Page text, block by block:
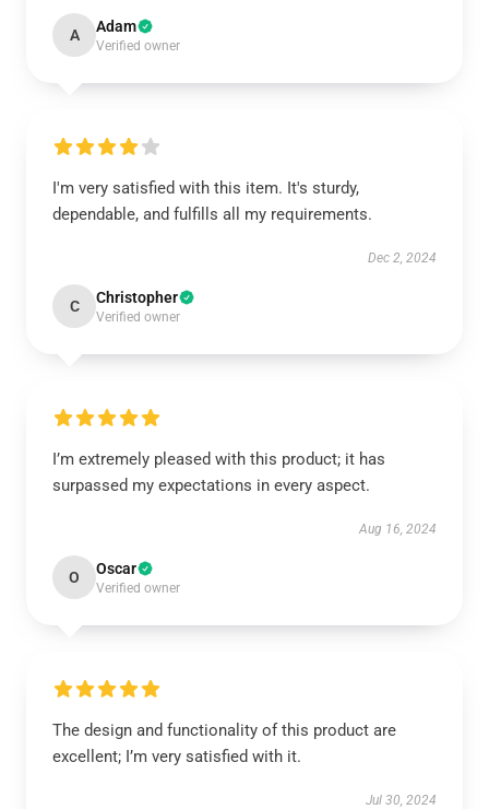
A Adam
Verified owner
I'm very satisfied with this item. It's sturdy,
dependable, and fulfills all my requirements.
Dec 2, 2024
C Christopher
Verified owner
I’m extremely pleased with this product; it has
surpassed my expectations in every aspect.
Aug 16, 2024
O Oscar
Verified owner
The design and functionality of this product are
excellent; I’m very satisfied with it.
Jul 30, 2024